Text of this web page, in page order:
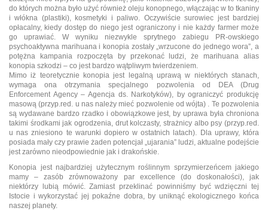
do których można było użyć również oleju konopnego, włączając w to tkaniny
i włókna (plastiki), kosmetyki i paliwo. Oczywiście surowiec jest bardziej
opłacalny, kiedy dostęp do niego jest ograniczony i nie każdy farmer może
go uprawiać. W wyniku niezwykle sprytnego zabiegu PR-owskiego
psychoaktywna marihuana i konopia zostały „wrzucone do jednego wora”, a
potężna kampania rozpoczęta by przekonać ludzi, że marihuana alias
konopia szkodzi – co jest bardzo wątpliwym twierdzeniem.
Mimo iż teoretycznie konopia jest legalną uprawą w niektórych stanach,
wymaga ona otrzymania specjalnego pozwolenia od DEA (Drug
Enforcement Agency – Agencja ds. Narkotyków), by ograniczyć produkcję
masową (przyp.red. u nas należy mieć pozwolenie od wójta) . Te pozwolenia
są wydawane bardzo rzadko i obowiązkowe jest, by uprawa była chroniona
takimi środkami jak ogrodzenia, drut kolczasty, strażnicy albo psy (przyp.red.
u nas zniesiono te warunki dopiero w ostatnich latach). Dla uprawy, która
posiada mały czy prawie żaden potencjał „ujarania” ludzi, aktualne podejście
jest zarówno nieodpowiednie jak i drakońskie.
Konopia jest najbardziej użytecznym roślinnym sprzymierzeńcem jakiego
mamy – zasób zrównoważony par excellence (do doskonałości), jak
niektórzy lubią mówić. Zamiast przeklinać powinniśmy być wdzięczni tej
Istocie i wykorzystać jej pokaźne dobra, by uniknąć ekologicznego końca
naszej planety.